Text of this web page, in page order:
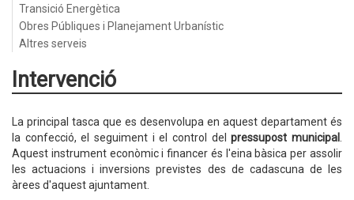
Transició Energètica
Obres Públiques i Planejament Urbanístic
Altres serveis
Intervenció
La principal tasca que es desenvolupa en aquest departament és
la confecció, el seguiment i el control delpressupost municipal
Aquest instrument econòmic i financer és l'eina bàsica per assolir
les actuacions i inversions previstes des de cadascuna de les
àrees d'aquest ajuntament.